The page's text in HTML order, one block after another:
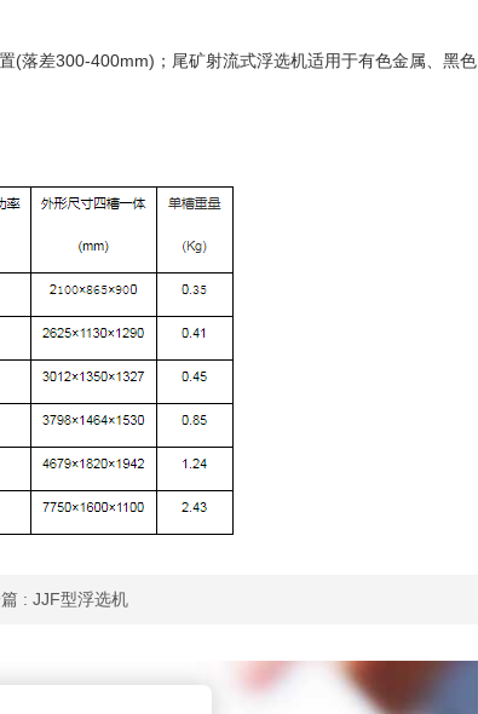
(落差300-400mm)；尾矿射流式浮选机适用于有色金属、黑色
: JJF型浮选机